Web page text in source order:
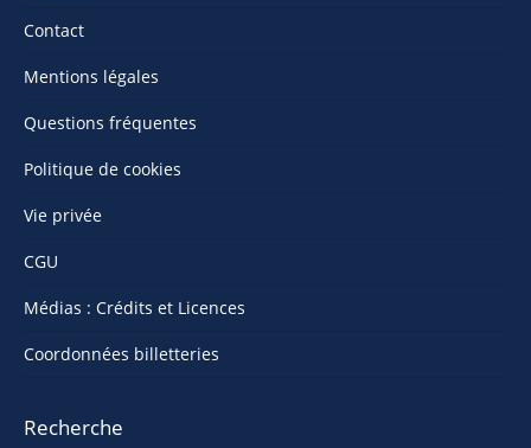
Contact
Mentions légales
Questions fréquentes
Politique de cookies
Vie privée
CGU
Médias : Crédits et Licences
Coordonnées billetteries
Recherche